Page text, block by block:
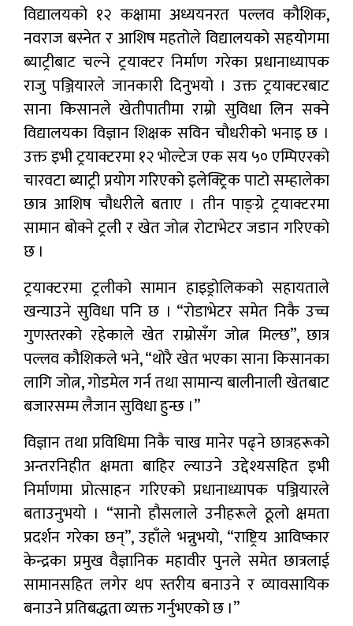
विद्यालयको १२ कक्षामा अध्ययनरत पल्लव कौशिक,
नवराज बस्नेत र आशिष महतोले विद्यालयको सहयोगमा
ब्याट्रीबाट चल्ने ट्रयाक्टर निर्माण गरेका प्रधानाध्यापक
राजु पञ्जियारले जानकारी दिनुभयो । उक्त ट्रयाक्टरबाट
साना किसानले खेतीपातीमा राम्रो सुविधा लिन सक्ने
विद्यालयका विज्ञान शिक्षक सविन चौधरीको भनाइ छ ।
उक्त इभी ट्रयाक्टरमा १२ भोल्टेज एक सय ५० एम्पिएरको
चारवटा ब्याट्री प्रयोग गरिएको इलेक्ट्रिक पाटो सम्हालेका
छात्र आशिष चौधरीले बताए । तीन पाङ्ग्रे ट्रयाक्टरमा
सामान बोक्ने ट्रली र खेत जोत्न रोटाभेटर जडान गरिएको
छ ।
ट्रयाक्टरमा ट्रलीको सामान हाइड्रोलिकको सहायताले
खन्याउने सुविधा पनि छ । “रोडाभेटर समेत निकै उच्च
गुणस्तरको रहेकाले खेत राम्रोसँग जोत्न मिल्छ”, छात्र
पल्लव कौशिकले भने, “थोरै खेत भएका साना किसानका
लागि जोत्न, गोडमेल गर्न तथा सामान्य बालीनाली खेतबाट
बजारसम्म लैजान सुविधा हुन्छ ।”
विज्ञान तथा प्रविधिमा निकै चाख मानेर पढ्ने छात्रहरूको
अन्तरनिहीत क्षमता बाहिर ल्याउने उद्देश्यसहित इभी
निर्माणमा प्रोत्साहन गरिएको प्रधानाध्यापक पञ्जियारले
बताउनुभयो । “सानो हौसलाले उनीहरूले ठूलो क्षमता
प्रदर्शन गरेका छन्”, उहाँले भन्नुभयो, “राष्ट्रिय आविष्कार
केन्द्रका प्रमुख वैज्ञानिक महावीर पुनले समेत छात्रलाई
सामानसहित लगेर थप स्तरीय बनाउने र व्यावसायिक
बनाउने प्रतिबद्धता व्यक्त गर्नुभएको छ ।”